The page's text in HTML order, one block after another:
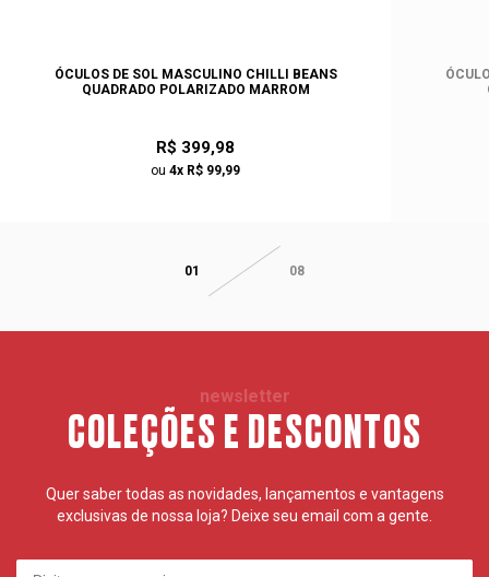
ÓCULOS DE SOL MASCULINO CHILLI BEANS
QUADRADO POLARIZADO MARROM
R$ 399,98
ou 4x R$ 99,99
01 08
newsletter
COLEÇÕES E DESCONTOS
Quer saber todas as novidades, lançamentos e vantagens
exclusivas de nossa loja? Deixe seu email com a gente.